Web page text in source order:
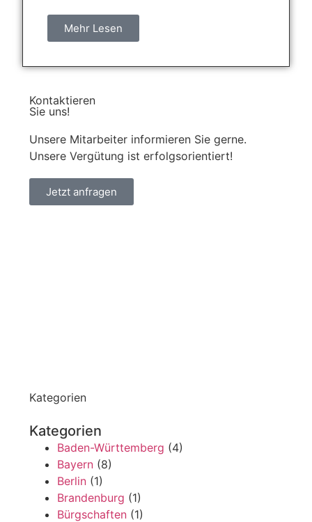
Mehr Lesen
Kontaktieren
Sie uns!
Unsere Mitarbeiter informieren Sie gerne.
Unsere Vergütung ist erfolgsorientiert!
Jetzt anfragen
Kategorien
Kategorien
Baden-Württemberg (4)
Bayern (8)
Berlin (1)
Brandenburg (1)
Bürgschaften (1)